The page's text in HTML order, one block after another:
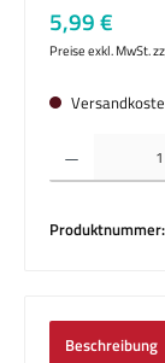
Regulärer Preis:
5,99 €
Preise exkl. MwSt.
Produkt Anzahl:
Produktnummer:
Beschreibung